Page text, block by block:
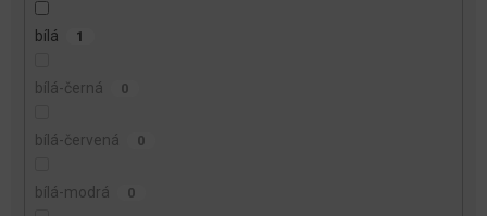
bílá 1
bílá-černá 0
bílá-červená 0
bílá-modrá 0